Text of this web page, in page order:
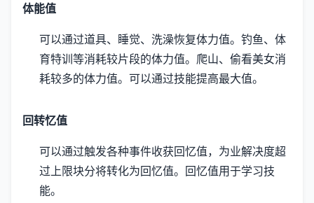
体能值
可以通过道具、睡觉、洗澡恢复体力值。 钓鱼、体
育特训等消耗较片段的体力值。 爬山、偷看美女消
耗较多的体力值。 可以通过技能提高最大值。
回转忆值
可以通过触发各种事件收获回忆值，为业解决度超
过上限块分将转化为回忆值。 回忆值用于学习技
能。